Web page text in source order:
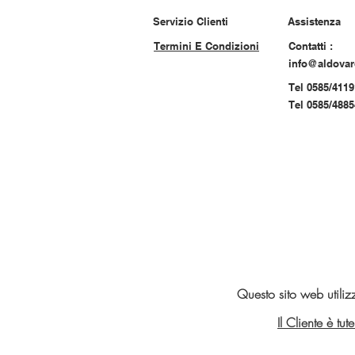
Servizio Clienti
Termini E Condizioni
Assistenza
Contatti :
Tel 0585/
Tel 0585/
Questo sito web
Il Cliente è